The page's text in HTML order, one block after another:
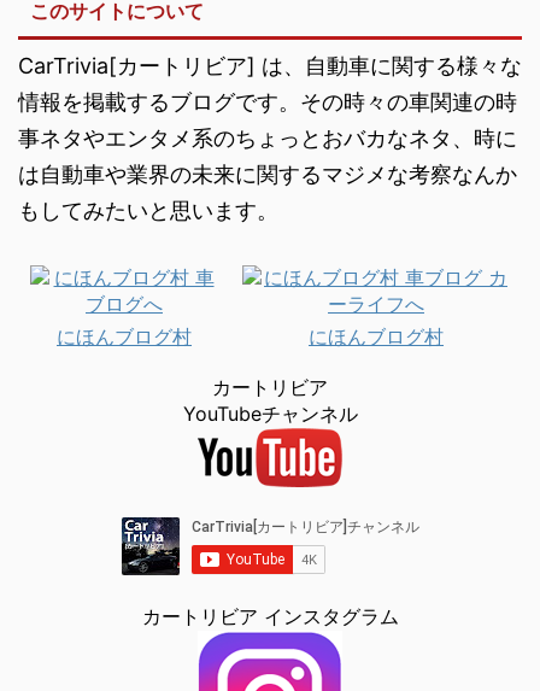
このサイトについて
CarTrivia[カートリビア] は、自動車に関する様々な
情報を掲載するブログです。その時々の車関連の時
事ネタやエンタメ系のちょっとおバカなネタ、時に
は自動車や業界の未来に関するマジメな考察なんか
もしてみたいと思います。
にほんブログ村 にほんブログ村
カートリビア
YouTubeチャンネル
カートリビア インスタグラム